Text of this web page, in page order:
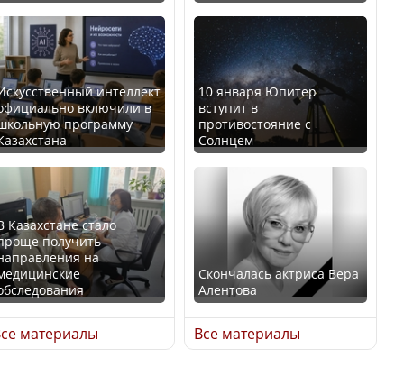
интеллект
включили в
программу
Казахстане стало
получить
на
материалы
10 января Юпитер
вступит в
противостояние с
Солнцем
Скончалась актриса Вера
Алентова
Все материалы